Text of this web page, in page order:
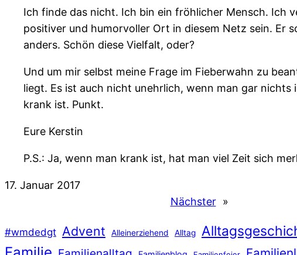
Ich finde das nicht. Ich bin ein fröhlicher Mensch. Ich
positiver und humorvoller Ort in diesem Netz sein. Er
anders. Schön diese Vielfalt, oder?
Und um mir selbst meine Frage im Fieberwahn zu
liegt. Es ist auch nicht unehrlich, wenn man gar
krank ist. Punkt.
Eure Kerstin
P.S.: Ja, wenn man krank ist, hat man viel Zeit sich
17. Januar 2017
Nächster »
#wmdedgt Advent Alleinerziehend Alltag